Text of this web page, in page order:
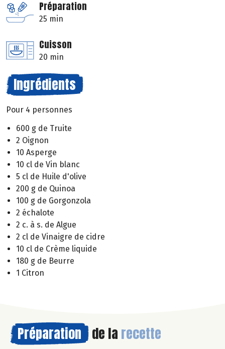
Préparation
25 min
Cuisson
20 min
Ingrédients
Pour 4 personnes
600 g de Truite
2 Oignon
10 Asperge
10 cl de Vin blanc
5 cl de Huile d'olive
200 g de Quinoa
100 g de Gorgonzola
2 échalote
2 c. à s. de Algue
2 cl de Vinaigre de cidre
10 cl de Crème liquide
180 g de Beurre
1 Citron
Préparation de la recette